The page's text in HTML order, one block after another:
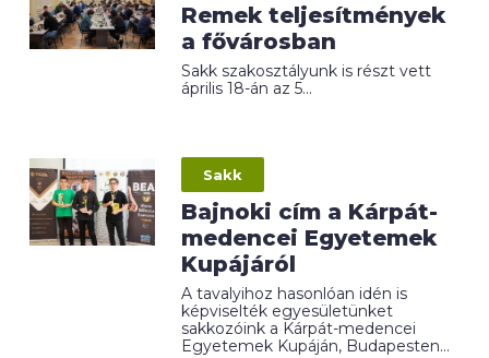
Remek teljesítmények
a fővárosban
Sakk szakosztályunk is részt vett
április 18-án az 5...
Sakk
Bajnoki cím a Kárpát-
medencei Egyetemek
Kupájáról
A tavalyihoz hasonlóan idén is
képviselték egyesületünket
sakkozóink a Kárpát-medencei
Egyetemek Kupáján, Budapesten...